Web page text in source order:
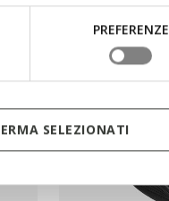
PREFERENZE
SELEZIONATI